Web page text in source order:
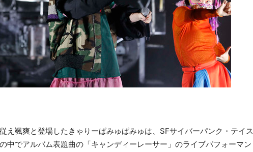
え颯爽と登場したきゃりーぱみゅぱみゅは、SFサイバーパンク・テイス
中でアルバム表題曲の「キャンディーレーサー」のライブパフォーマン